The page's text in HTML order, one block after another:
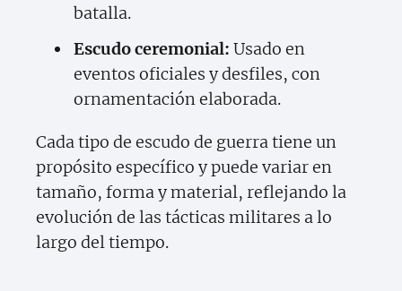
batalla.
Escudo ceremonial: Usado en
eventos oficiales y desfiles, con
ornamentación elaborada.
Cada tipo de escudo de guerra tiene un
propósito específico y puede variar en
tamaño, forma y material, reflejando la
evolución de las tácticas militares a lo
largo del tiempo.